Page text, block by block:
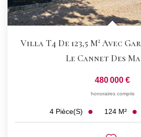
Villa T4 De 123,5 M² Avec
Le Cannet Des
480 000 €
honoraires compris
4 Pièce(s) 124 M²